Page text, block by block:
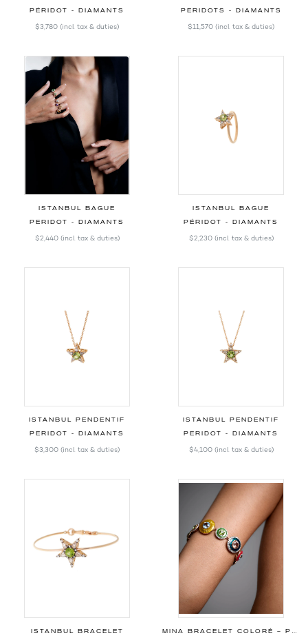
PÉRIDOT - DIAMANTS
$3,780 (incl. tax & duties)
PERIDOTS - DIAMANTS
$11,570 (incl. tax & duties)
ISTANBUL BAGUE
PERIDOT - DIAMANTS
$2,440 (incl. tax & duties)
ISTANBUL BAGUE
PÉRIDOT - DIAMANTS
$2,230 (incl. tax & duties)
ISTANBUL PENDENTIF
PERIDOT - DIAMANTS
$3,300 (incl. tax & duties)
ISTANBUL PENDENTIF
PERIDOT - DIAMANTS
$4,100 (incl. tax & duties)
ISTANBUL BRACELET MINA BRACELET COLORÉ – PÉRIDOTS – AIGUE-MARINES – MORGANITES – DIAMANTS